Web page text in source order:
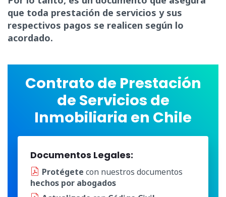
que toda prestación de servicios y sus
respectivos pagos se realicen según lo
acordado.
Contrato de Prestación
de Servicios de
Inmobiliaria en Chile
Documentos Legales:
Protégete con nuestros documentos
hechos por abogados